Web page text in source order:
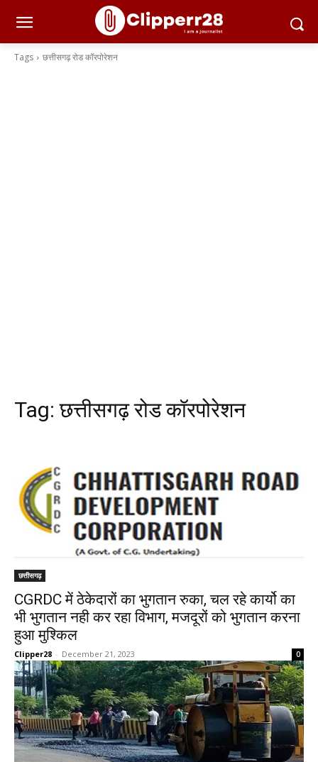
Tags छत्तीसगढ़ रोड कॉरपोरेशन
Tag:छत्तीसगढ़ रोड कॉरपोरेशन
छत्तीसगढ़
CGRDC में ठेकेदारों का भुगतान रुका, चल रहे कार्यो का
भी भुगतान नही कर रहा विभाग, मजदूरों को भुगतान करना
हुआ मुश्किल
Clipper28 - December 21, 2023 0